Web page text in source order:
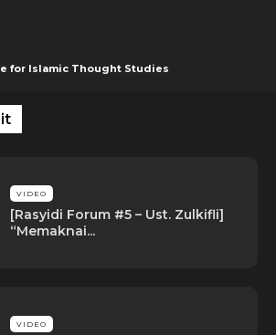
for Islamic Thought Studies
VIDEO
[Rasyidi Forum #5 – Ust. Zulkifli]
“Memaknai...
VIDEO